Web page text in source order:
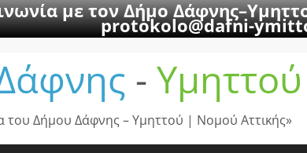
με τον Δήμο
protokolo@dafni-
- Υμηττού
του Δήμου Δάφνης – Υμηττού | Νομού Αττικής»